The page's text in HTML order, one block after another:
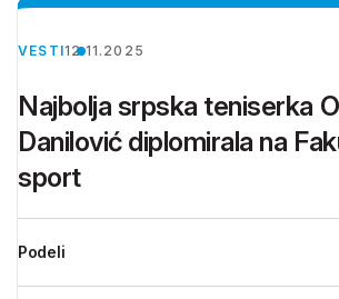
VESTI12.11.2025
Najbolja srpska teniserka
Danilović diplomirala na
sport
Podeli